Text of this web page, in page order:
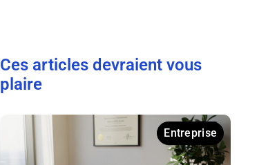
Ces articles devraient vous
plaire
Entreprise